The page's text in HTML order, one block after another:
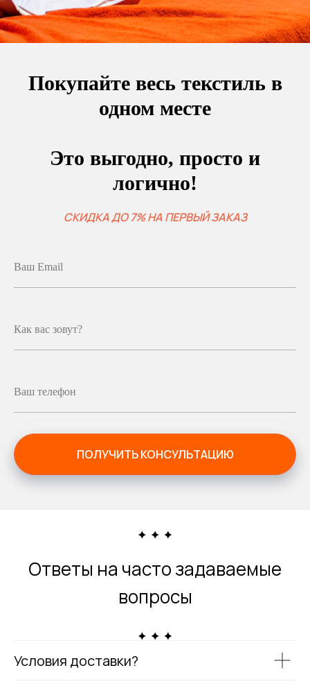
Покупайте весь текстиль в
одном месте
Это выгодно, просто и
логично!
СКИДКА ДО 7% НА ПЕРВЫЙ ЗАКАЗ
Ваш Email
Как вас зовут?
Ваш телефон
ПОЛУЧИТЬ КОНСУЛЬТАЦИЮ
Ответы на часто задаваемые
вопросы
Условия доставки?